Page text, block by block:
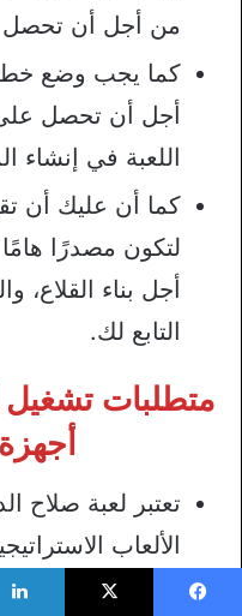
من أجل أن تحصل
كما يجب وضع
أجل أن تحصل
اللعبة في إنشاء
كما أن عليك أن
لتكون مصدرًا
أجل بناء
التابع لك.
متطلبات تشغيل
تعتبر لعبة صلاح
الألعاب
الألعاب القتالية.